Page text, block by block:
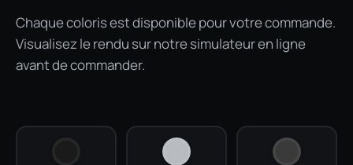
Chaque coloris est disponible pour votre commande.
Visualisez le rendu sur notre simulateur en ligne
avant de commander.